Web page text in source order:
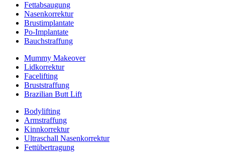
Fettabsaugung
Nasenkorrektur
Brustimplantate
Po-Implantate
Bauchstraffung
Mummy Makeover
Lidkorrektur
Facelifting
Bruststraffung
Brazilian Butt Lift
Bodylifting
Armstraffung
Kinnkorrektur
Ultraschall Nasenkorrektur
Fettübertragung